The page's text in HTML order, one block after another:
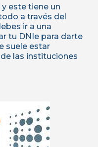
este tiene un
a través del
ir a una
tu DNIe para darte
suele estar
las instituciones